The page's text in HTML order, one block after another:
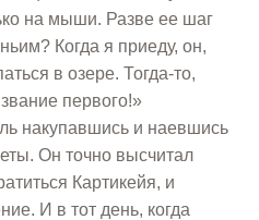
на мыши. Разве ее шаг
Когда я приеду, он,
в озере. Тогда-то,
первого!»
накупавшись и наевшись
Он точно высчитал
Картикейя, и
И в тот день, когда